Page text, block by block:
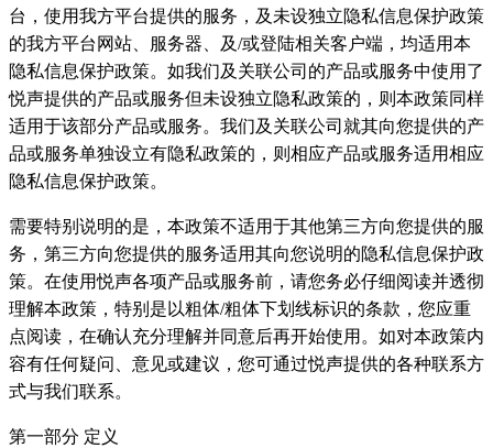
台，使用我方平台提供的服务，及未设独立隐私信息保护政策
的我方平台网站、服务器、及/或登陆相关客户端，均适用本
隐私信息保护政策。如我们及关联公司的产品或服务中使用了
悦声提供的产品或服务但未设独立隐私政策的，则本政策同样
适用于该部分产品或服务。我们及关联公司就其向您提供的产
品或服务单独设立有隐私政策的，则相应产品或服务适用相应
隐私信息保护政策。
需要特别说明的是，本政策不适用于其他第三方向您提供的服
务，第三方向您提供的服务适用其向您说明的隐私信息保护政
策。在使用悦声各项产品或服务前，请您务必仔细阅读并透彻
理解本政策，特别是以粗体/粗体下划线标识的条款，您应重
点阅读，在确认充分理解并同意后再开始使用。如对本政策内
容有任何疑问、意见或建议，您可通过悦声提供的各种联系方
式与我们联系。
第一部分 定义